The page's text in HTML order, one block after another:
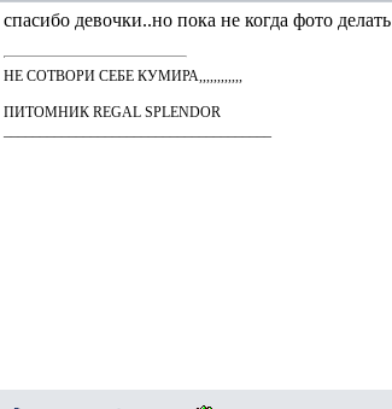
спасибо девочки..но пока не когда фото делать
НЕ СОТВОРИ СЕБЕ КУМИРА,,,,,,,,,,,,
ПИТОМНИК REGAL SPLENDOR